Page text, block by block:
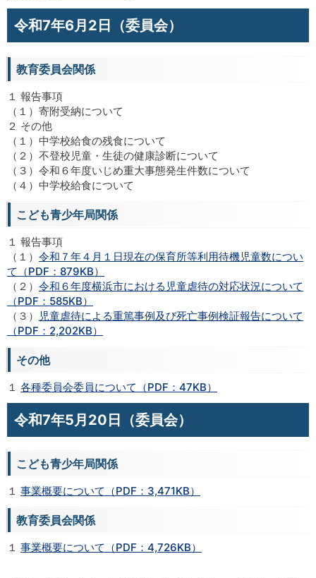
令和7年6月2日（委員会）
教育委員会関係
１ 報告事項
（１）寄附受納について
２ その他
（１）中学校給食の残食について
（２）不登校児童・生徒の健康診断について
（３）令和６年度いじめ重大事態発生件数について
（４）中学校給食について
こども青少年局関係
１ 報告事項
（１） 令和７年４月１日現在の保育所等利用待機児童数につい
て（PDF：879KB）
（２） 令和６年度横浜市における児童虐待の対応状況について
（PDF：585KB）
（３）
児童虐待による重篤事例及び死亡事例検証報告について
（PDF：2,202KB）
その他
１ 各種委員会委員について（PDF：47KB）
令和7年5月20日（委員会）
こども青少年局関係
１ 事業概要について（PDF：3,471KB）
教育委員会関係
１ 事業概要について（PDF：4,726KB）